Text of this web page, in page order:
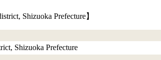
Shizuoka Prefecture】
Shizuoka Prefecture